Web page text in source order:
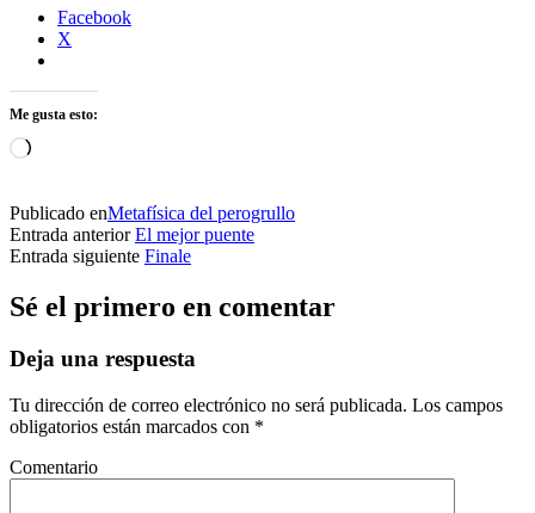
Facebook
X
Me gusta esto:
Cargando...
Publicado enMetafísica del perogrullo
Entrada anterior El mejor puente
Entrada siguiente Finale
Sé el primero en comentar
Deja una respuesta
Tu dirección de correo electrónico no será publicada. Los campos
obligatorios están marcados con *
Comentario